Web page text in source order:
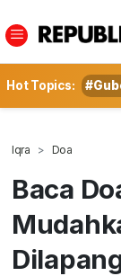
Hot Topics:
Iqra Doa
Baca